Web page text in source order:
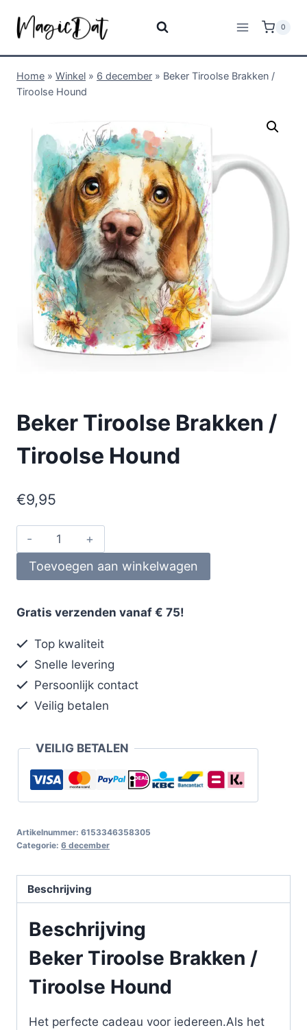
0
Home » Winkel » 6 december » Beker Tiroolse Brakken /
Tiroolse Hound
Beker Tiroolse Brakken /
Tiroolse Hound
€9,95
Toevoegen aan winkelwagen
Gratis verzenden vanaf € 75!
Top kwaliteit
Snelle levering
Persoonlijk contact
Veilig betalen
VEILIG BETALEN
Artikelnummer: 6153346358305
Categorie: 6 december
Beschrijving
Beschrijving
Beker Tiroolse Brakken /
Tiroolse Hound
Het perfecte cadeau voor iedereen.Als het